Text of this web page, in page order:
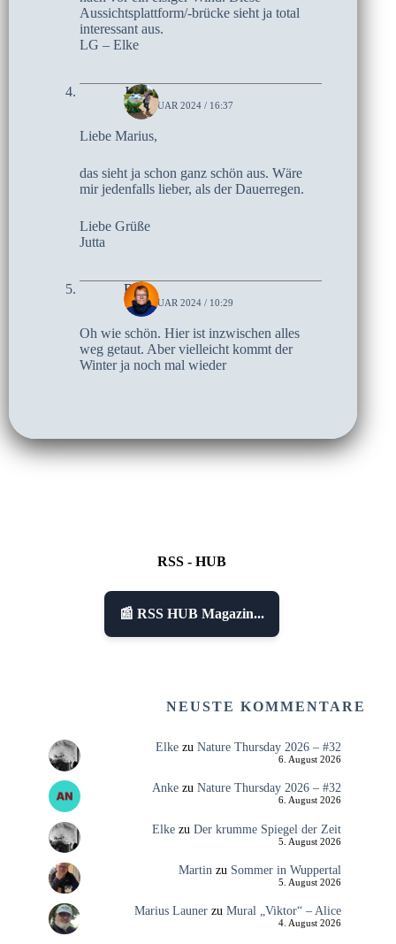
Aussichtsplattform/-brücke sieht ja total
interessant aus.
LG – Elke
Jutta
15. JANUAR 2024 / 16:37
Liebe Marius,
das sieht ja schon ganz schön aus. Wäre
mir jedenfalls lieber, als der Dauerregen.
Liebe Grüße
Jutta
Birte
15. JANUAR 2024 / 10:29
Oh wie schön. Hier ist inzwischen alles
weg getaut. Aber vielleicht kommt der
Winter ja noch mal wieder
RSS - HUB
📰 RSS HUB Magazin...
NEUSTE KOMMENTARE
Elkezu Nature Thursday 2026 – #32
6. August 2026
Ankezu Nature Thursday 2026 – #32
6. August 2026
Elkezu Der krumme Spiegel der Zeit
5. August 2026
Martin zu Sommer in Wuppertal
5. August 2026
Marius Launerzu Mural „Viktor“ – Alice
4. August 2026